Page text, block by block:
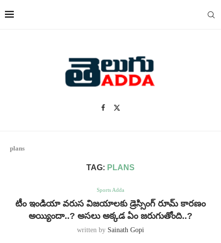
plans
TAG: PLANS
Sports Adda
టీం ఇండియా వరుస విజయాలకు డ్రెస్సింగ్ రూమ్ కారణం
అయ్యిందా..? అసలు అక్కడ ఏం జరుగుతోంది..?
written by Sainath Gopi